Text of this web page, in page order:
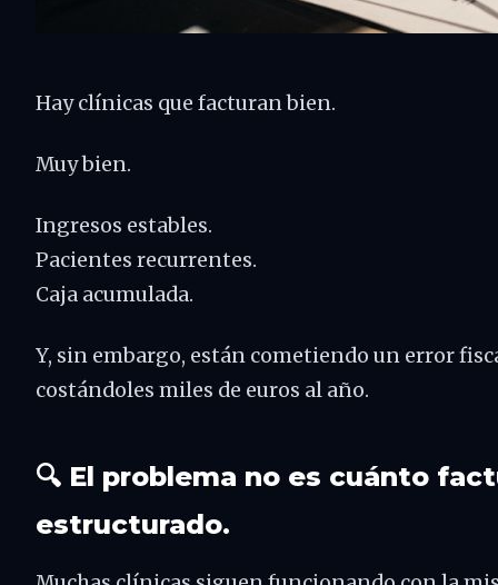
Hay clínicas que facturan bien.
Muy bien.
Ingresos estables.
Pacientes recurrentes.
Caja acumulada.
Y, sin embargo, están cometiendo un error
costándoles miles de euros al año.
🔍 El problema no es cuánto
estructurado.